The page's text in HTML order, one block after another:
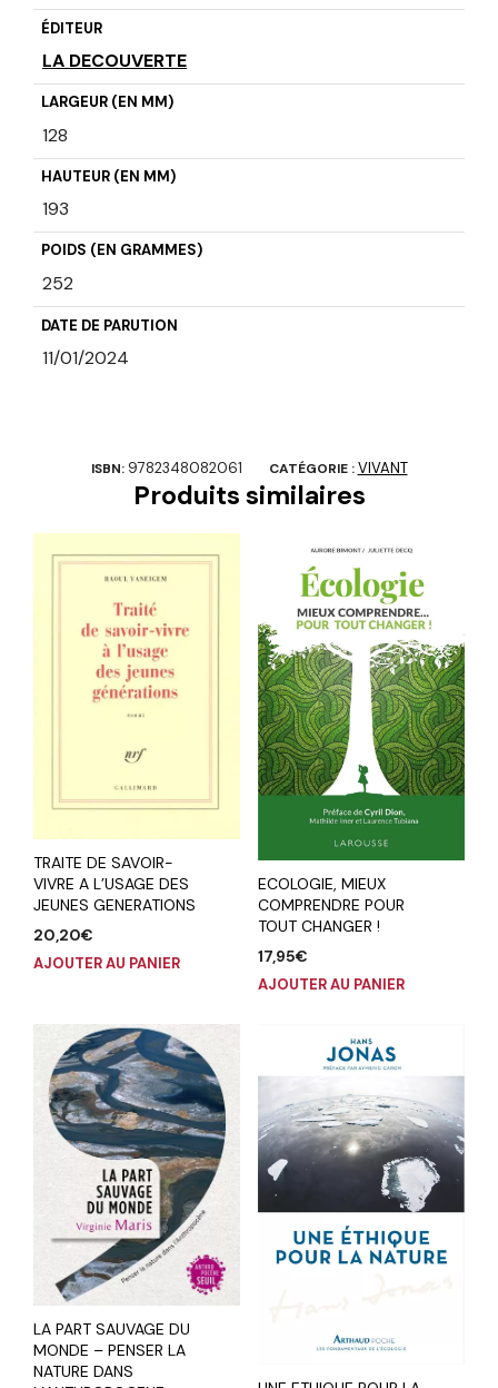
ÉDITEUR
LA DECOUVERTE
LARGEUR (EN MM)
128
HAUTEUR (EN MM)
193
POIDS (EN GRAMMES)
252
DATE DE PARUTION
11/01/2024
ISBN: 9782348082061 CATÉGORIE :VIVANT
Produits similaires
TRAITE DE SAVOIR-
VIVRE A L’USAGE DES
JEUNES GENERATIONS
20,20€
AJOUTER AU PANIER
ECOLOGIE, MIEUX
COMPRENDRE POUR
TOUT CHANGER !
17,95€
AJOUTER AU PANIER
LA PART SAUVAGE DU
MONDE – PENSER LA
NATURE DANS